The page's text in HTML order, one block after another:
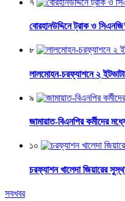
বোরহানউদ্দিনে ট্রাক ও
৮
লালমোহন-চরফ্যাশনে ২
৯
জামায়াত-বিএনপির কর্মীদের
১০
চরফ্যাশন খালেদা জিয়ারের
সবখবর